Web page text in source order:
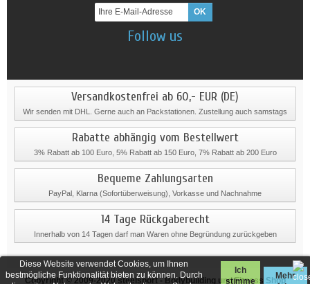
Diese Website verwendet Cookies, um Ihnen
bestmögliche Funktionalität bieten zu können. Durch
Ich
stimme
Mehr
Follow us
Versandkostenfrei ab 60,- EUR (DE)
Wir senden mit DHL. Gerne auch an Packstationen. Zustellung auch samstags
Rabatte abhängig vom Bestellwert
3% Rabatt ab 100 Euro, 5% Rabatt ab 150 Euro, 7% Rabatt ab 200 Euro
Bequeme Zahlungsarten
PayPal, Klarna (Sofortüberweisung), Vorkasse und Nachnahme
14 Tage Rückgaberecht
Innerhalb von 14 Tagen darf man Waren ohne Begründung zurückgeben
Copyright © 2009-2020steelsport- Bodybuilding und Fitness Shop